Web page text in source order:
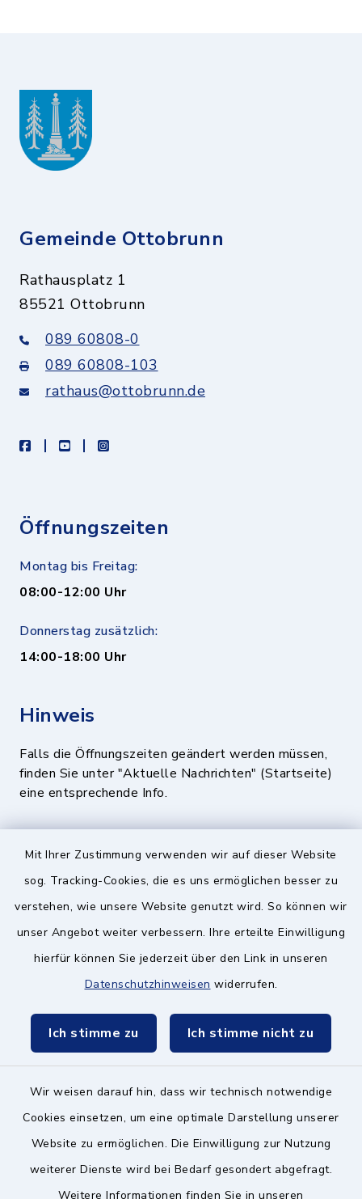
Mit Ihrer Zustimmung verwenden wir auf dieser Website
sog. Tracking-Cookies, die es uns ermöglichen besser zu
verstehen, wie unsere Website genutzt wird. So können wir
unser Angebot weiter verbessern. Ihre erteilte Einwilligung
hierfür können Sie jederzeit über den Link in unseren
Datenschutzhinweisen widerrufen.
Ich stimme zu Ich stimme nicht zu
Wir weisen darauf hin, dass wir technisch notwendige
Cookies einsetzen, um eine optimale Darstellung unserer
Website zu ermöglichen. Die Einwilligung zur Nutzung
weiterer Dienste wird bei Bedarf gesondert abgefragt.
Weitere Informationen finden Sie in unseren
Gemeinde Ottobrunn
Rathausplatz 1
85521 Ottobrunn
089 60808-0
089 60808-103
rathaus@ottobrunn.de
facebookyoutubeinstagram
Öffnungszeiten
Montag bis Freitag:
08:00-12:00 Uhr
Donnerstag zusätzlich:
14:00-18:00 Uhr
Hinweis
Falls die Öffnungszeiten geändert werden müssen,
finden Sie unter "Aktuelle Nachrichten" (Startseite)
eine entsprechende Info.
Quicklinks
BayernPortal
Landratsamt München
Zweckverband München Südost
Kontakt ins Rathaus